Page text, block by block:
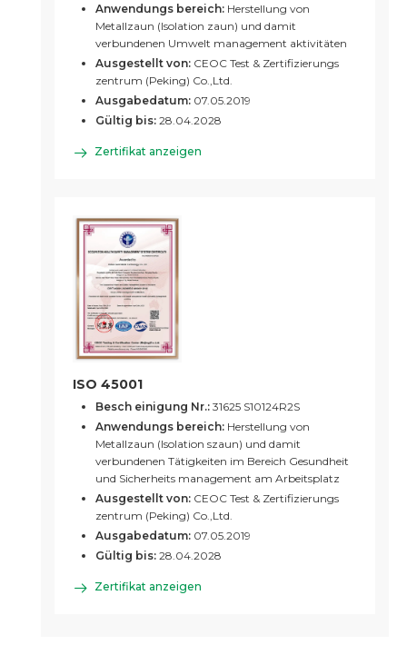
Anwendungs bereich: Herstellung von
Metallzaun (Isolation zaun) und damit
verbundenen Umwelt management aktivitäten
Ausgestellt von: CEOC Test & Zertifizierungs
zentrum (Peking) Co.,Ltd.
Ausgabedatum: 07.05.2019
Gültig bis: 28.04.2028
Zertifikat anzeigen
ISO 45001
Besch einigung Nr.: 31625 S10124R2S
Anwendungs bereich: Herstellung von
Metallzaun (Isolation szaun) und damit
verbundenen Tätigkeiten im Bereich Gesundheit
und Sicherheits management am Arbeitsplatz
Ausgestellt von: CEOC Test & Zertifizierungs
zentrum (Peking) Co.,Ltd.
Ausgabedatum: 07.05.2019
Gültig bis: 28.04.2028
Zertifikat anzeigen